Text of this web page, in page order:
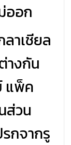
ออก
าเชียล
างกัน
แพ็ค
ส่วน
กจากรู